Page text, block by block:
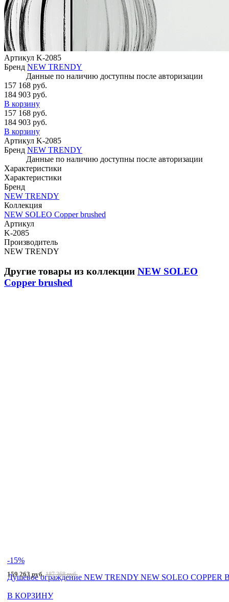
Артикул K-2085
Бренд NEW TRENDY
Данные по наличию доступны после авторизации
157 168 руб.
184 903 руб.
В корзину
157 168 руб.
184 903 руб.
В корзину
Артикул K-2085
Бренд NEW TRENDY
Данные по наличию доступны после авторизации
Характеристики
Характеристики
Бренд
NEW TRENDY
Коллекция
NEW SOLEO Copper brushed
Артикул
K-2085
Производитель
NEW TRENDY
Другие товары из коллекции NEW SOLEO
Copper brushed
-15%
Душевое ограждение NEW TRENDY NEW SOLEO COPPER
159 263 руб. 187 368 руб.
В КОРЗИНУ